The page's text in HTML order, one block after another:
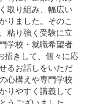
取り組み、幅広い
りました。そのこ
粘り強く受験に立
学校・就職希望者
きして、個々に応
るお話しをいただ
心構えや専門学校
りやすく講義して